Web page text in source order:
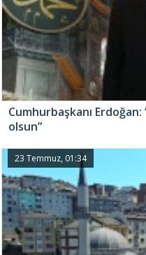
Cumhurbaşkanı
olsun”
23 Temmuz, 01:34